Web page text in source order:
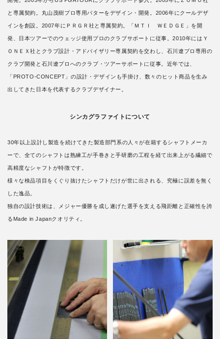
と専属契約。丸山茂樹プロ専用パターをデザイン・開発。2006年にクールデザ
インを創設。2007年にＰＲＧＲ社と専属契約。「ＭＴＩ ＷＥＤＧＥ」を開
発、日本ツアーでのウェッジ使用プロのクラブサポートに従事。2010年にはＹ
ＯＮＥＸ社とクラブ設計・アドバイザリー専属契約を交わし、石川遼プロ専用の
クラブ開発と石川遼プロへのクラブ・ツアーサポートに従事。近年では、
「PROTO-CONCEPT」の設計・デザインも手掛け、数々のヒット商品を生み
出してきた日本を代表するクラブデザイナー。
シンカグラファイトについて
30年以上設計し製造を続けてきた製造部門系の人々が在籍するシャフトメーカ
ーで、全てのシャフトは熟練工が手巻きと手研磨の工程を経て出来上がる繊細で
高精度なシャフトが特徴です。
様々な検品項目をくぐり抜けたシャフトだけが世に出される、究極に誤差を無く
した逸品。
独自の設計技術は、メジャー優勝を成し遂げた選手を支える飛距離と正確性を誇
るMade in Japanクオリティ。